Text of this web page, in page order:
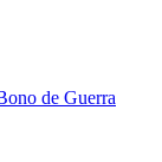
de Guerra